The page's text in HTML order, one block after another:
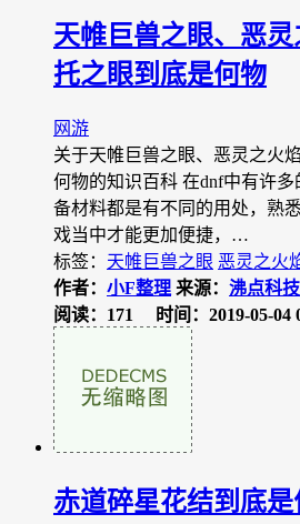
天帷巨兽之眼、恶
托之眼到底是何物
网游
关于天帷巨兽之眼、恶灵之火
何物的知识百科 在dnf中有许
备材料都是有不同的用处，熟
戏当中才能更加便捷，…
标签： 天帷巨兽之眼 恶灵之火
作者： 小F整理 来源： 沸点科
阅读：171
时间：2019-05-04
赤道碎星花结到底是